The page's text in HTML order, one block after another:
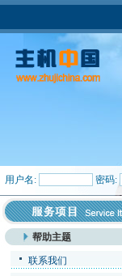
用户名: 密码:
帮助主题
联系我们